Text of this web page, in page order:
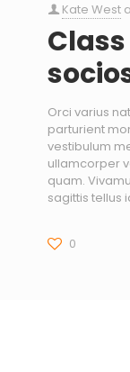
Kate West
Orci varius
parturient
vestibulum
ullamcorper
quam.
sagittis tellus
0